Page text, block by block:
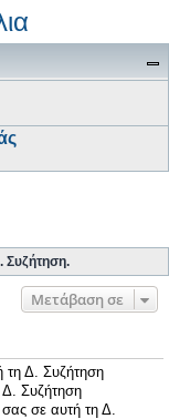
Συζήτηση.
Μετάβαση σε
τη Δ. Συζήτηση
Συζήτηση
σας σε αυτή τη Δ.